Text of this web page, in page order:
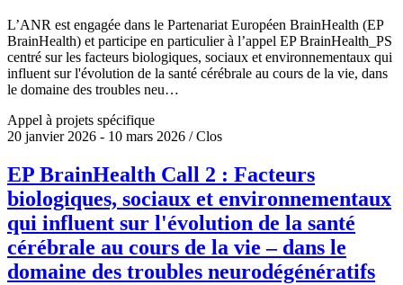
L’ANR est engagée dans le Partenariat Européen BrainHealth (EP
BrainHealth) et participe en particulier à l’appel EP BrainHealth_PS
centré sur les facteurs biologiques, sociaux et environnementaux qui
influent sur l'évolution de la santé cérébrale au cours de la vie, dans
le domaine des troubles neu…
Appel à projets spécifique
20 janvier 2026 - 10 mars 2026 / Clos
EP BrainHealth Call 2 : Facteurs
biologiques, sociaux et environnementaux
qui influent sur l'évolution de la santé
cérébrale au cours de la vie – dans le
domaine des troubles neurodégénératifs